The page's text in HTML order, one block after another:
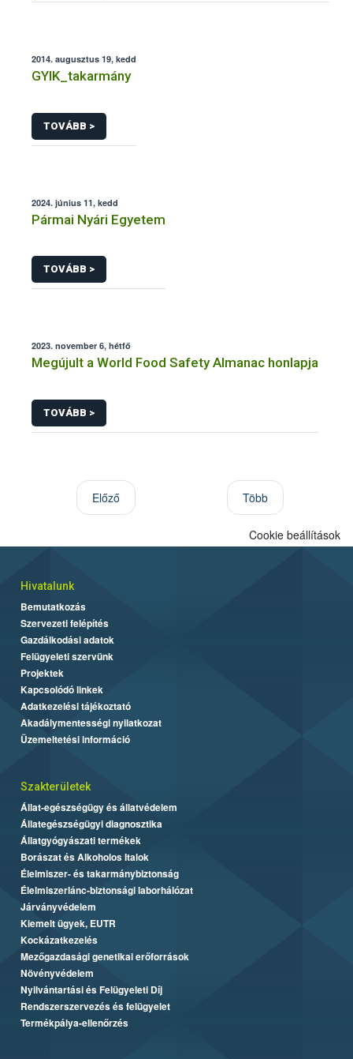
2014. augusztus 19, kedd
GYIK_takarmány
TOVÁBB >
2024. június 11, kedd
Pármai Nyári Egyetem
TOVÁBB >
2023. november 6, hétfő
Megújult a World Food Safety Almanac honlapja
TOVÁBB >
Előző Több
Cookie beállítások
Hivatalunk
Bemutatkozás
Szervezeti felépítés
Gazdálkodási adatok
Felügyeleti szervünk
Projektek
Kapcsolódó linkek
Adatkezelési tájékoztató
Akadálymentességi nyilatkozat
Üzemeltetési információ
Szakterületek
Állat-egészségügy és állatvédelem
Állategészségügyi diagnosztika
Állatgyógyászati termékek
Borászat és Alkoholos Italok
Élelmiszer- és takarmánybiztonság
Élelmiszerlánc-biztonsági laborhálózat
Járványvédelem
Kiemelt ügyek, EUTR
Kockázatkezelés
Mezőgazdasági genetikai erőforrások
Növényvédelem
Nyilvántartási és Felügyeleti Díj
Rendszerszervezés és felügyelet
Termékpálya-ellenőrzés